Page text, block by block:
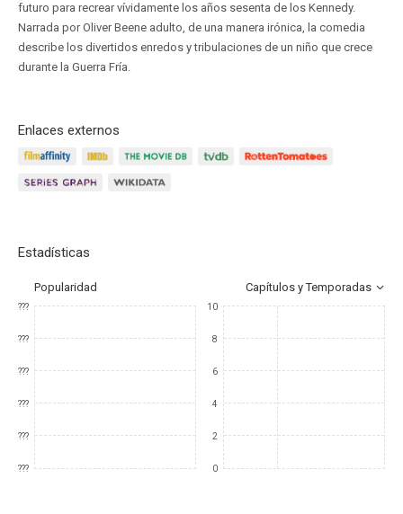
futuro para recrear vívidamente los años sesenta de los Kennedy.
Narrada por Oliver Beene adulto, de una manera irónica, la comedia
describe los divertidos enredos y tribulaciones de un niño que crece
durante la Guerra Fría.
Enlaces externos
Estadísticas
Popularidad Capítulos y Temporadas
???
???
???
???
???
???
10
8
6
4
2
0